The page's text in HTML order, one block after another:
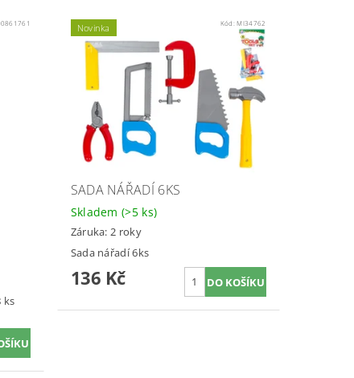
ks
Novinka Kód:MI34762
SADA NÁŘADÍ 6KS
Skladem(>5 ks)
Záruka: 2 roky
Sada nářadí 6ks
136 Kč